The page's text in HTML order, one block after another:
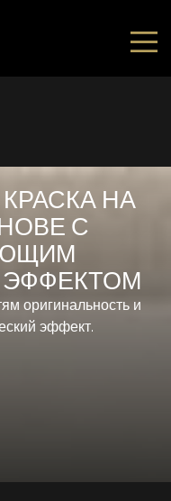
НА
С
оригинальность и
эффект.